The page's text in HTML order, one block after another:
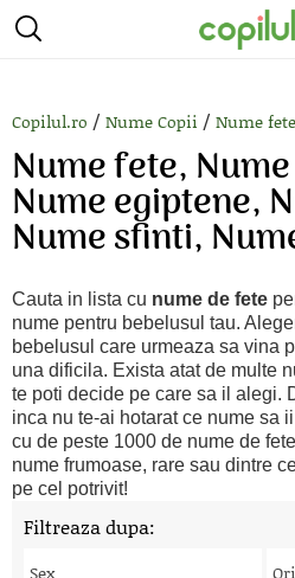
Copilul.ro / Nume Copii / Nume fete
Nume fete,
Nume egiptene,
Nume sfinti,
Cauta in lista cu nume de fete
nume pentru bebelusul tau.
bebelusul care urmeaza sa vina
una dificila. Exista atat de multe
te poti decide pe care sa il alegi.
inca nu te-ai hotarat ce nume sa
cu de peste 1000 de nume de
nume frumoase, rare sau dintre
pe cel potrivit!
Filtreaza dupa:
Sex